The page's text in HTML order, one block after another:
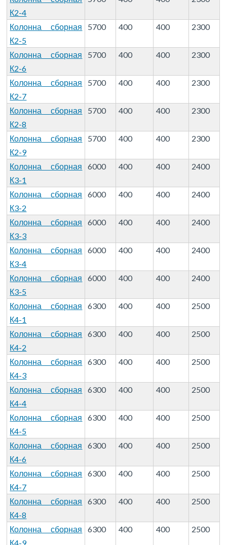
К2-4
Колонна сборная
К2-5
5700 400 400 2300
Колонна сборная
К2-6
5700 400 400 2300
Колонна сборная
К2-7
5700 400 400 2300
Колонна сборная
К2-8
5700 400 400 2300
Колонна сборная
К2-9
5700 400 400 2300
Колонна сборная
К3-1
6000 400 400 2400
Колонна сборная
К3-2
6000 400 400 2400
Колонна сборная
К3-3
6000 400 400 2400
Колонна сборная
К3-4
6000 400 400 2400
Колонна сборная
К3-5
6000 400 400 2400
Колонна сборная
К4-1
6300 400 400 2500
Колонна сборная
К4-2
6300 400 400 2500
Колонна сборная
К4-3
6300 400 400 2500
Колонна сборная
К4-4
6300 400 400 2500
Колонна сборная
К4-5
6300 400 400 2500
Колонна сборная
К4-6
6300 400 400 2500
Колонна сборная
К4-7
6300 400 400 2500
Колонна сборная
К4-8
6300 400 400 2500
Колонна сборная
К4-9
6300 400 400 2500